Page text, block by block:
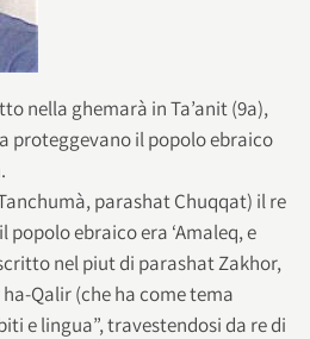
nella ghemarà in Ta’anit (9a),
proteggevano il popolo ebraico
parashat Chuqqat) il re
popolo ebraico era ‘Amaleq, e
nel piut di parashat Zakhor,
Qalir (che ha come tema
e lingua”, travestendosi da re di